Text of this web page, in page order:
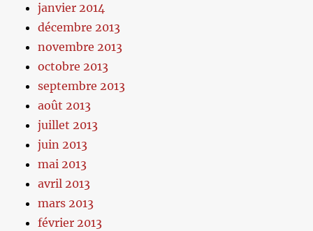
janvier 2014
décembre 2013
novembre 2013
octobre 2013
septembre 2013
août 2013
juillet 2013
juin 2013
mai 2013
avril 2013
mars 2013
février 2013